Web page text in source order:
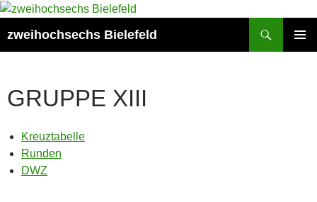
Zum
springen
zweihochsechs Bielefeld
GRUPPE XIII
Kreuztabelle
Runden
DWZ